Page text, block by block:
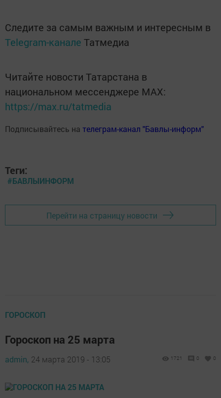
Следите за самым важным и интересным в
Telegram-канале Татмедиа
Читайте новости Татарстана в
национальном мессенджере MАХ:
https://max.ru/tatmedia
Подписывайтесь на телеграм-канал "Бавлы-информ"
Теги:
#БАВЛЫИНФОРМ
Перейти на страницу новости
ГОРОСКОП
Гороскоп на 25 марта
admin, 24 марта 2019 - 13:05 1721 0 0